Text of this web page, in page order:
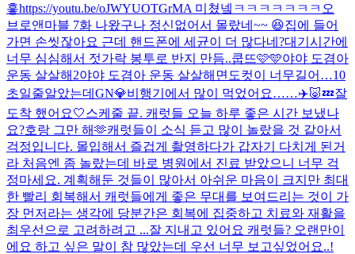
흫https://youtu.be/oJWYUOTGrMA 미쳤넼ㅋㅋㅋㅋㅋㅋㅋ 오
브로앤마블 7화 나왔구나 정신없어서 몰랐네~~ 😆집에 들어
가면 손씻잖아요 근데 핸드폰에 세균이 더 많다네?대기시간에
너무 심심해서 젓가락 봉투로 반지 만듬..쿱뜨🩷🩵야야 도겸아
운동 살살해2야야 도겸아 운동 살살해 면도컷이 너무길어…10
초일줄알았는데 GN💎비행기에서 많이 먹었어요……✈️🐷💤잘
도착 했어요🤍스케줄 끝. 캐럿들 오늘 하루 좋은 시간 보냈나
요?호랑 그만 해🫶캐럿들이 소식 듣고 많이 놀랐을 것 같아서
걱정입니다. 몰입해서 즐겁게 촬영하다가 갑자기 다치게 된거
라 처음엔 좀 놀랐는데 바로 병원에서 진료 받았으니 너무 걱
정마세요. 계획해둔 것들이 많아서 아쉬운 마음이 크지만 최대
한 빨리 회복해서 캐럿들에게 좋은 무대를 보여드리는 것이 가
장 먼저라는 생각에 당분간은 회복에 집중하고 치료와 재활을
최우선으로 고려하려고 ...잘 지내고 있어요 캐럿들? 오랜만이
에요 하고 싶은 말이 참 많았는데 우선 너무 보고싶었어요..!